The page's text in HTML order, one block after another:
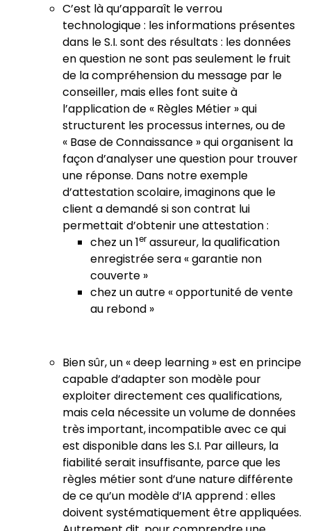
C’est là qu’apparaît le verrou
technologique : les informations présentes
dans le S.I. sont des résultats : les données
en question ne sont pas seulement le fruit
de la compréhension du message par le
conseiller, mais elles font suite à
l’application de « Règles Métier » qui
structurent les processus internes, ou de
« Base de Connaissance » qui organisent la
façon d’analyser une question pour trouver
une réponse. Dans notre exemple
d’attestation scolaire, imaginons que le
client a demandé si son contrat lui
permettait d’obtenir une attestation :
chez un 1er assureur, la qualification
enregistrée sera « garantie non
couverte »
chez un autre « opportunité de vente
au rebond »
Bien sûr, un « deep learning » est en principe
capable d’adapter son modèle pour
exploiter directement ces qualifications,
mais cela nécessite un volume de données
très important, incompatible avec ce qui
est disponible dans les S.I. Par ailleurs, la
fiabilité serait insuffisante, parce que les
règles métier sont d’une nature différente
de ce qu’un modèle d’IA apprend : elles
doivent systématiquement être appliquées.